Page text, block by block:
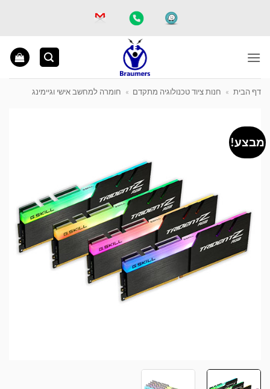
דף הבית » חנות ציוד טכנולוגיה מתקדם » חומרה למחשב אישי וגיימינג
מבצע!